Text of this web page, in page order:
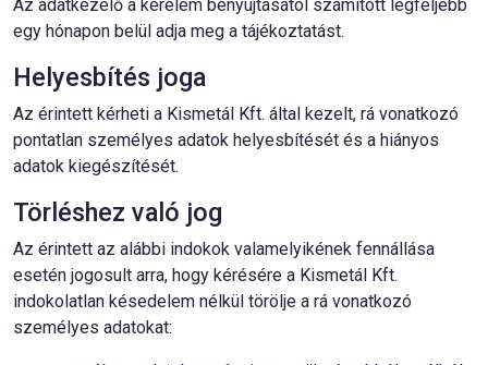
Az adatkezelő a kérelem benyújtásától számított legfeljebb
egy hónapon belül adja meg a tájékoztatást.
Helyesbítés joga
Az érintett kérheti a Kismetál Kft. által kezelt, rá vonatkozó
pontatlan személyes adatok helyesbítését és a hiányos
adatok kiegészítését.
Törléshez való jog
Az érintett az alábbi indokok valamelyikének fennállása
esetén jogosult arra, hogy kérésére a Kismetál Kft.
indokolatlan késedelem nélkül törölje a rá vonatkozó
személyes adatokat: